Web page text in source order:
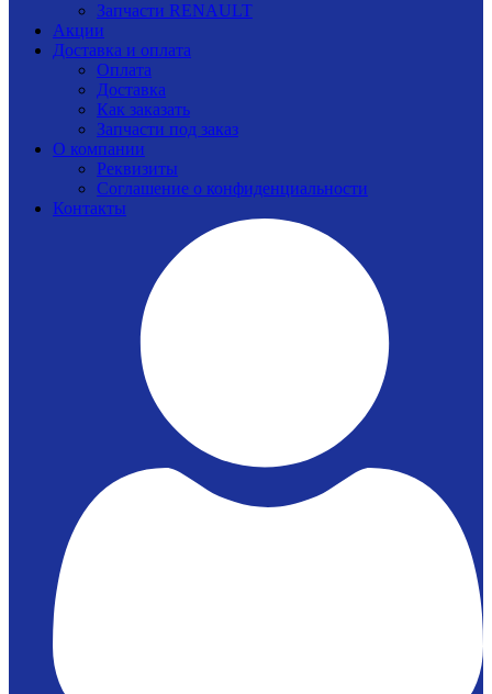
Запчасти RENAULT
Акции
Доставка и оплата
Оплата
Доставка
Как заказать
Запчасти под заказ
О компании
Реквизиты
Соглашение о конфиденциальности
Контакты